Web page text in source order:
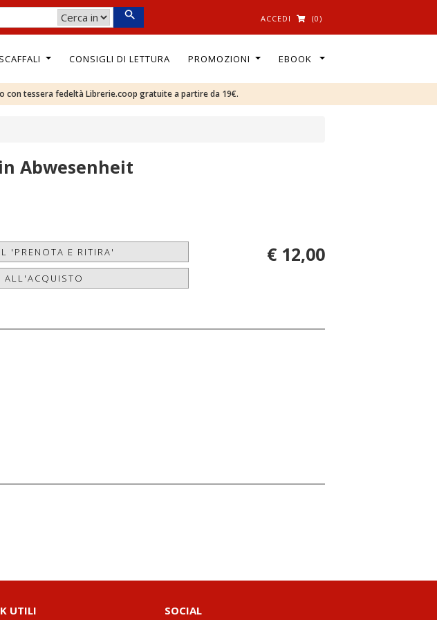
ACCEDI (0)
SCAFFALI CONSIGLI DI LETTURA PROMOZIONI EBOOK
con tessera fedeltà Librerie.coop gratuite a partire da 19€.
Abwesenheit
'PRENOTA E RITIRA'
ALL'ACQUISTO
€ 12,00
UTILI SOCIAL